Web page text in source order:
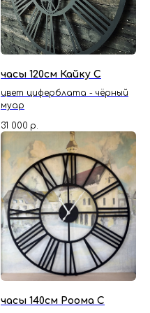
часы 120см Кайку С
цвет циферблата - чёрный
муар
31 000 р.
часы 140см Роома С